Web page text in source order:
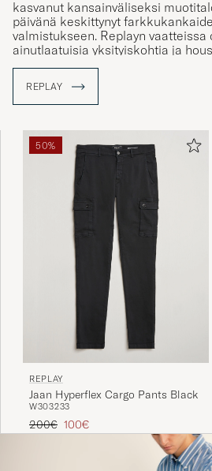
kasvanut kansainväliseksi
päivänä keskittynyt
valmistukseen. Replayn vaatteissa
ainutlaatuisia yksityiskohtia ja
tehdään käsityönä, mikä antaa
REPLAY
50%
REPLAY
Jaan Hyperflex Cargo Pants Black
W303233
Tavallinen hinta
200€ Alennettu hinta
100€